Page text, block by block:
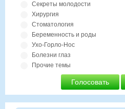
Секреты молодости
Хирургия
Стоматология
Беременность и роды
Ухо-Горло-Нос
Болезни глаз
Прочие темы
Голосовать